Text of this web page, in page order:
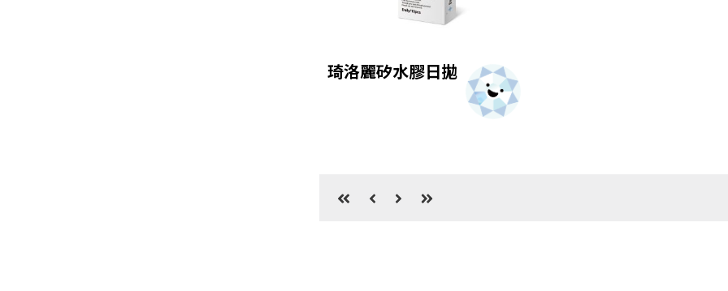
琦洛麗矽水膠日拋